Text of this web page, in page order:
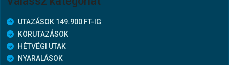
UTAZÁSOK 149.900 FT-IG
KÖRUTAZÁSOK
HÉTVÉGI UTAK
NYARALÁSOK